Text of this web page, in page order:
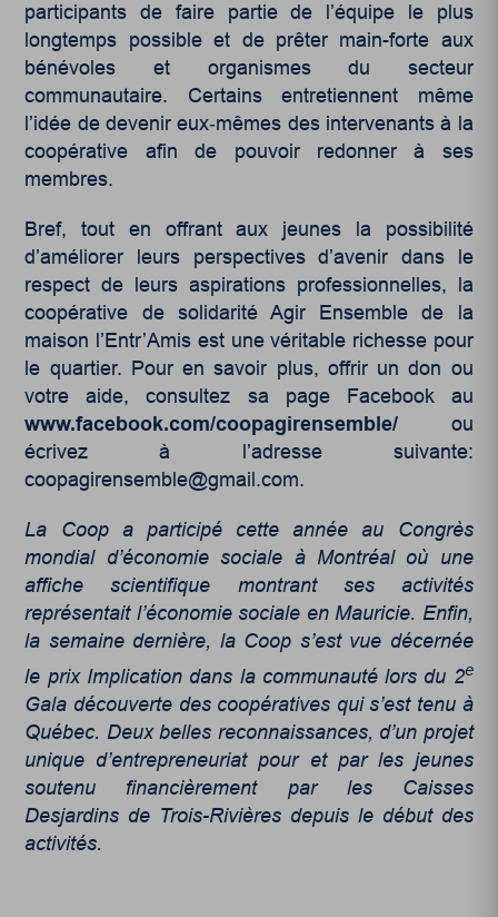
participants de faire partie de l’équipe le plus
longtemps possible et de prêter main-forte aux
bénévoles et organismes du secteur
communautaire. Certains entretiennent même
l’idée de devenir eux‑mêmes des intervenants à la
coopérative afin de pouvoir redonner à ses
membres.
Bref, tout en offrant aux jeunes la possibilité
d’améliorer leurs perspectives d’avenir dans le
respect de leurs aspirations professionnelles, la
coopérative de solidarité Agir Ensemble de la
maison l’Entr’Amis est une véritable richesse pour
le quartier. Pour en savoir plus, offrir un don ou
votre aide, consultez sa page Facebook au
www.facebook.com/coopagirensemble/ ou
écrivez à l’adresse suivante:
coopagirensemble@gmail.com.
La Coop a participé cette année au Congrès
mondial d’économie sociale à Montréal où une
affiche scientifique montrant ses activités
représentait l’économie sociale en Mauricie. Enfin,
la semaine dernière, la Coop s’est vue décernée
le prix Implication dans la communauté lors du 2e
Gala découverte des coopératives qui s’est tenu à
Québec. Deux belles reconnaissances, d’un projet
unique d’entrepreneuriat pour et par les jeunes
soutenu financièrement par les Caisses
Desjardins de Trois-Rivières depuis le début des
activités.